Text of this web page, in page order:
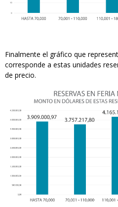
Finalmente el gráfico que
corresponde a estas unidades
de precio.